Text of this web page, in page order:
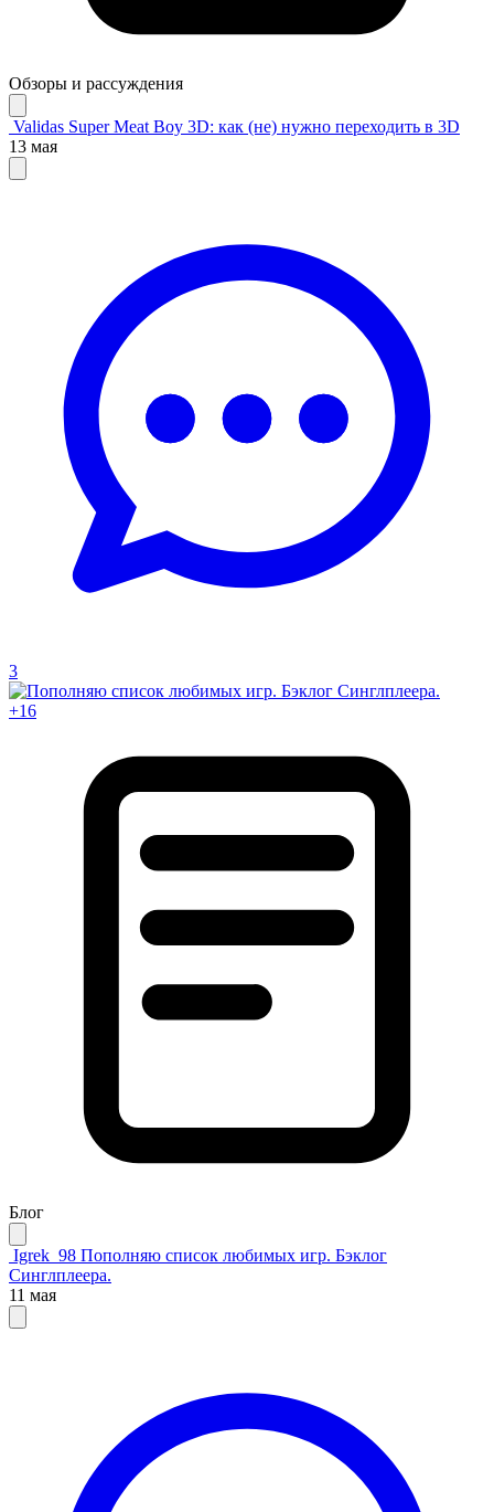
Обзоры и рассуждения
Validas Super Meat Boy 3D: как (не) нужно переходить в 3D
13 мая
3
+16
Блог
Igrek_98 Пополняю список любимых игр. Бэклог
Синглплеера.
11 мая